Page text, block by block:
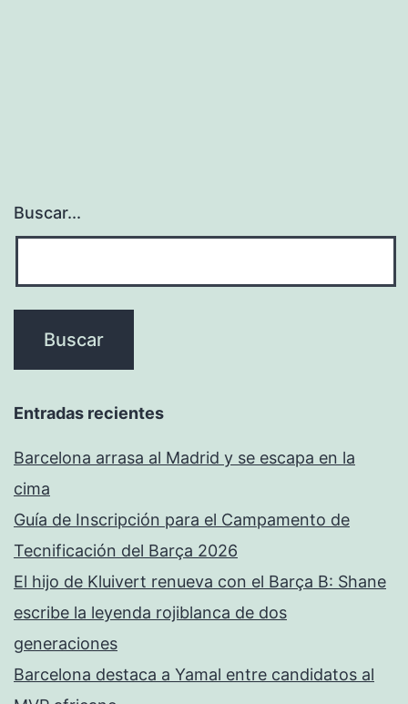
Buscar...
Entradas recientes
Barcelona arrasa al Madrid y se escapa en la
cima
Guía de Inscripción para el Campamento de
Tecnificación del Barça 2026
El hijo de Kluivert renueva con el Barça B: Shane
escribe la leyenda rojiblanca de dos
generaciones
Barcelona destaca a Yamal entre candidatos al